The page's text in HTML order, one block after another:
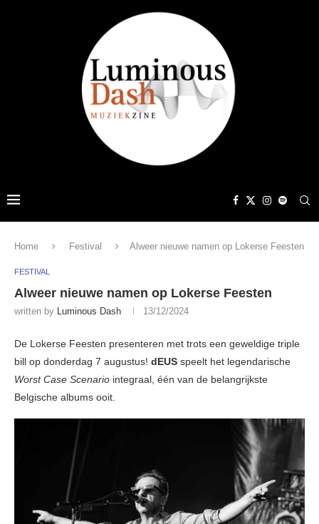
Home Festival Alweer nieuwe namen op Lokerse Feesten
FESTIVAL
Alweer nieuwe namen op Lokerse Feesten
written by Luminous Dash 13/12/2024
De Lokerse Feesten presenteren met trots een geweldige triple
bill op donderdag 7 augustus! dEUS speelt het legendarische
Worst Case Scenario integraal, één van de belangrijkste
Belgische albums ooit.